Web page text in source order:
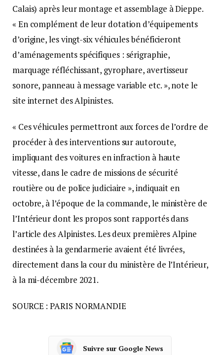
Calais) après leur montage et assemblage à Dieppe.
« En complément de leur dotation d’équipements
d’origine, les vingt-six véhicules bénéficieront
d’aménagements spécifiques : sérigraphie,
marquage réfléchissant, gyrophare, avertisseur
sonore, panneau à message variable etc. », note le
site internet des Alpinistes.
« Ces véhicules permettront aux forces de l’ordre de
procéder à des interventions sur autoroute,
impliquant des voitures en infraction à haute
vitesse, dans le cadre de missions de sécurité
routière ou de police judiciaire », indiquait en
octobre, à l’époque de la commande, le ministère de
l’Intérieur dont les propos sont rapportés dans
l’article des Alpinistes. Les deux premières Alpine
destinées à la gendarmerie avaient été livrées,
directement dans la cour du ministère de l’Intérieur,
à la mi-décembre 2021.
SOURCE : PARIS NORMANDIE
Suivre sur Google News